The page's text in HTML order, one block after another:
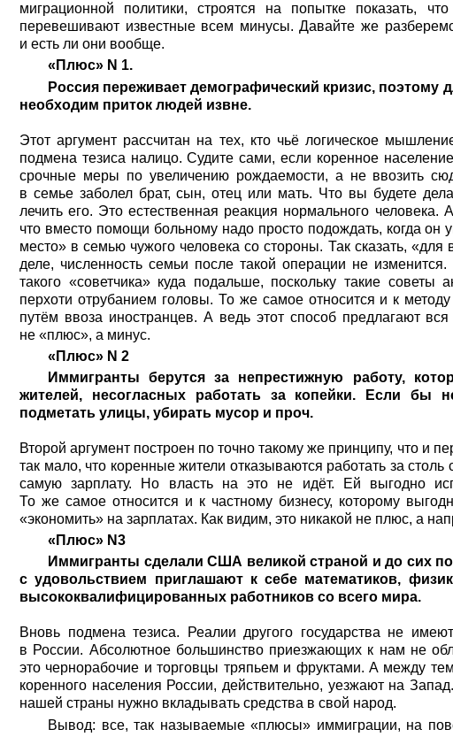
миграционной политики, строятся на попытке показать,
перевешивают известные всем минусы. Давайте же
и есть ли они вообще.
«Плюс» N 1.
Россия переживает демографический кризис, поэтому
необходим приток людей извне.
Этот аргумент рассчитан на тех, кто чьё логическое
подмена тезиса налицо. Судите сами, если коренное
срочные меры по увеличению рождаемости, а не ввозить
в семье заболел брат, сын, отец или мать. Что вы будете
лечить его. Это естественная реакция нормального человека.
что вместо помощи больному надо просто подождать, когда он
место» в семью чужого человека со стороны. Так сказать,
деле, численность семьи после такой операции не
такого «советчика» куда подальше, поскольку такие советы
перхоти отрубанием головы. То же самое относится и к
путём ввоза иностранцев. А ведь этот способ предлагают
не «плюс», а минус.
«Плюс» N 2
Иммигранты берутся за непрестижную работу,
жителей, несогласных работать за копейки. Если
подметать улицы, убирать мусор и проч.
Второй аргумент построен по точно такому же принципу, что и
так мало, что коренные жители отказываются работать за
самую зарплату. Но власть на это не идёт. Ей выгодно
То же самое относится и к частному бизнесу, которому
«экономить» на зарплатах. Как видим, это никакой не плюс, а
«Плюс» N3
Иммигранты сделали США великой страной и до сих
с удовольствием приглашают к себе математиков,
высококвалифицированных работников со всего мира.
Вновь подмена тезиса. Реалии другого государства не
в России. Абсолютное большинство приезжающих к нам не
это чернорабочие и торговцы тряпьем и фруктами. А между
коренного населения России, действительно, уезжают на
нашей страны нужно вкладывать средства в свой народ.
Вывод: все, так называемые «плюсы» иммиграции, на